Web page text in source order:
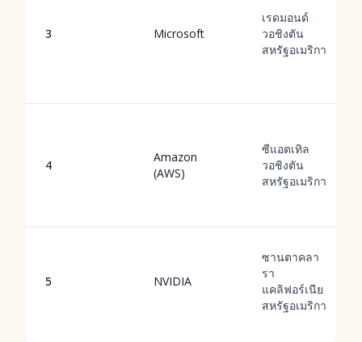
3 Microsoft
เรดมอนด์
วอชิงตัน
สหรัฐอเมริกา
4
Amazon
(AWS)
ซีแอตเทิล
วอชิงตัน
สหรัฐอเมริกา
5 NVIDIA
ซานตาคลา
รา
แคลิฟอร์เนีย
สหรัฐอเมริกา